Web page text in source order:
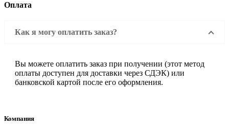
Оплата
Как я могу оплатить заказ?
Вы можете оплатить заказ при получении (этот метод
оплаты доступен для доставки через СДЭК) или
банковской картой после его оформления.
Компания